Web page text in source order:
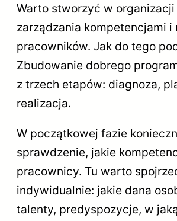
Warto stworzyć w
zarządzania kompetencjami i
pracowników. Jak do tego
Zbudowanie dobrego
z trzech etapów: diagnoza,
realizacja.
W początkowej fazie
sprawdzenie, jakie
pracownicy. Tu warto
indywidualnie: jakie dana
talenty, predyspozycje, w